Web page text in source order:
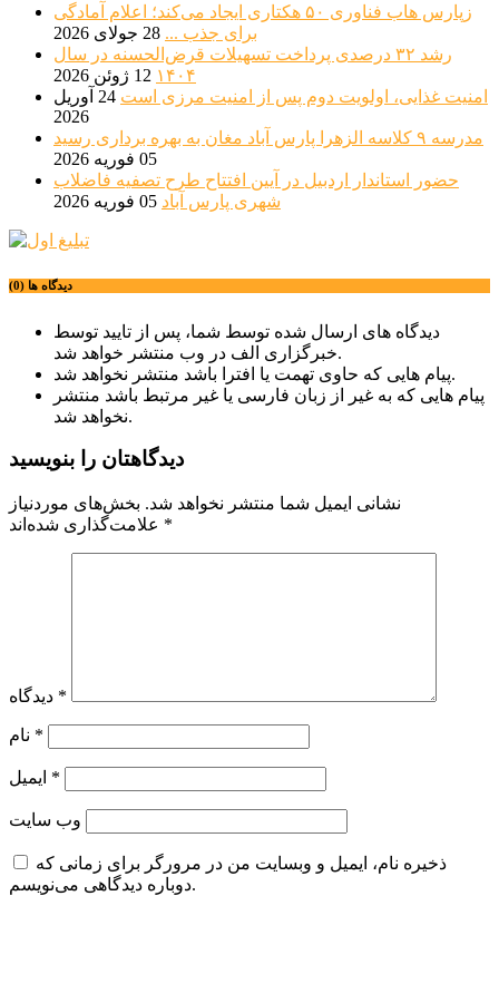
زپارس هاب فناوری ۵۰ هکتاری ایجاد می‌کند؛ اعلام آمادگی
برای جذب ... 28 جولای 2026
رشد ۳۲ درصدی پرداخت تسهیلات قرض‌الحسنه در سال
۱۴۰۴ 12 ژوئن 2026
امنیت غذایی، اولویت دوم پس از امنیت مرزی است
24 آوریل
2026
مدرسه ۹ کلاسه الزهرا پارس آباد مغان به بهره برداری رسید
05 فوریه 2026
حضور استاندار اردبیل در آیین افتتاح طرح تصفیه فاضلاب
شهری پارس آباد 05 فوریه 2026
دیدگاه ها (0)
دیدگاه های ارسال شده توسط شما، پس از تایید توسط
خبرگزاری الف در وب منتشر خواهد شد.
پیام هایی که حاوی تهمت یا افترا باشد منتشر نخواهد شد.
پیام هایی که به غیر از زبان فارسی یا غیر مرتبط باشد منتشر
نخواهد شد.
دیدگاهتان را بنویسید
نشانی ایمیل شما منتشر نخواهد شد. بخش‌های موردنیاز
*
*
*
*
وب‌ سایت
ذخیره نام، ایمیل و وبسایت من در مرورگر برای زمانی که
دوباره دیدگاهی می‌نویسم.